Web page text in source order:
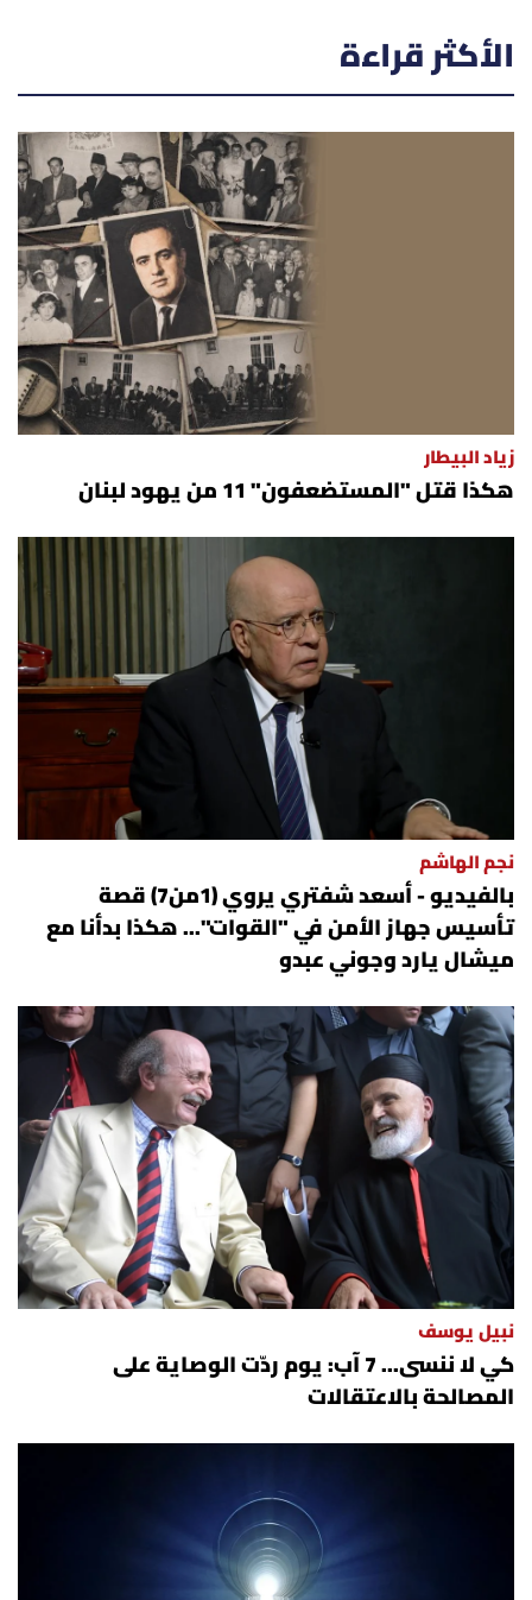
الأكثر قراءة
زياد البيطار
هكذا قتل "المستضعفون" 11 من يهود لبنان
نجم الهاشم
بالفيديو - أسعد شفتري يروي (1من7) قصة
تأسيس جهاز الأمن في "القوات"... هكذا بدأنا مع
ميشال يارد وجوني عبدو
نبيل يوسف
كي لا ننسى... 7 آب: يوم ردّت الوصاية على
المصالحة بالاعتقالات